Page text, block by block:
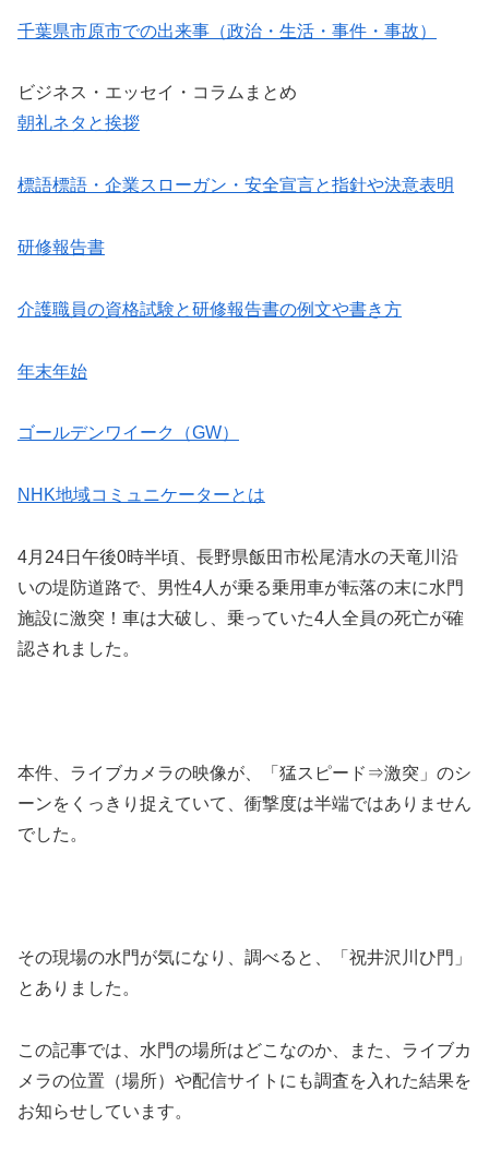
千葉県市原市での出来事（政治・生活・事件・事故）
ビジネス・エッセイ・コラムまとめ
朝礼ネタと挨拶
標語標語・企業スローガン・安全宣言と指針や決意表明
研修報告書
介護職員の資格試験と研修報告書の例文や書き方
年末年始
ゴールデンワイーク（GW）
NHK地域コミュニケーターとは
4月24日午後0時半頃、長野県飯田市松尾清水の天竜川沿
いの堤防道路で、男性4人が乗る乗用車が転落の末に水門
施設に激突！車は大破し、乗っていた4人全員の死亡が確
認されました。
本件、ライブカメラの映像が、「猛スピード⇒激突」のシ
ーンをくっきり捉えていて、衝撃度は半端ではありません
でした。
その現場の水門が気になり、調べると、「祝井沢川ひ門」
とありました。
この記事では、水門の場所はどこなのか、また、ライブカ
メラの位置（場所）や配信サイトにも調査を入れた結果を
お知らせしています。